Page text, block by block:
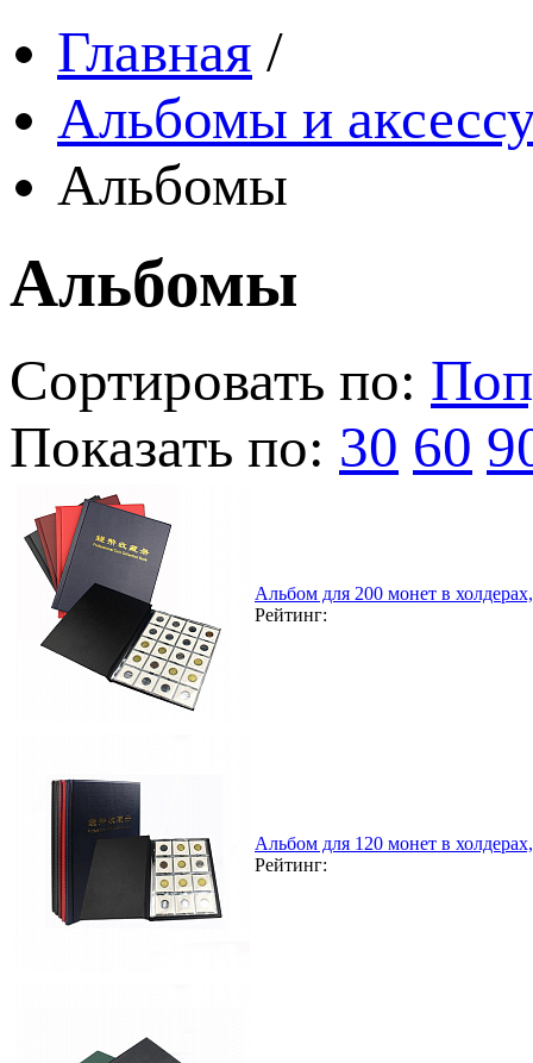
Главная /
Альбомы и
Альбомы
Альбомы
Сортировать по:
Показать по: 30 60
Альбом для 200 монет в
Рейтинг:
Альбом для 120 монет в
Рейтинг: